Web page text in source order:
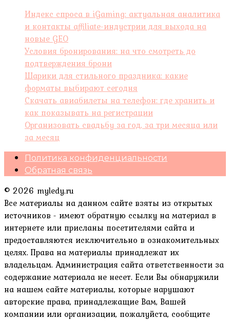
Индекс спроса в iGaming: актуальная аналитика
и контакты affiliate-индустрии для выхода на
новые GEO
Условия бронирования: на что смотреть до
подтверждения брони
Шарики для стильного праздника: какие
форматы выбирают сегодня
Скачать авиабилеты на телефон: где хранить и
как показывать на регистрации
Организовать свадьбу за год, за три месяца или
за месяц
Политика конфиденциальности
Обратная связь
© 2026 myledy.ru
Все материалы на данном сайте взяты из открытых
источников - имеют обратную ссылку на материал в
интернете или присланы посетителями сайта и
предоставляются исключительно в ознакомительных
целях. Права на материалы принадлежат их
владельцам. Администрация сайта ответственности за
содержание материала не несет. Если Вы обнаружили
на нашем сайте материалы, которые нарушают
авторские права, принадлежащие Вам, Вашей
компании или организации, пожалуйста, сообщите